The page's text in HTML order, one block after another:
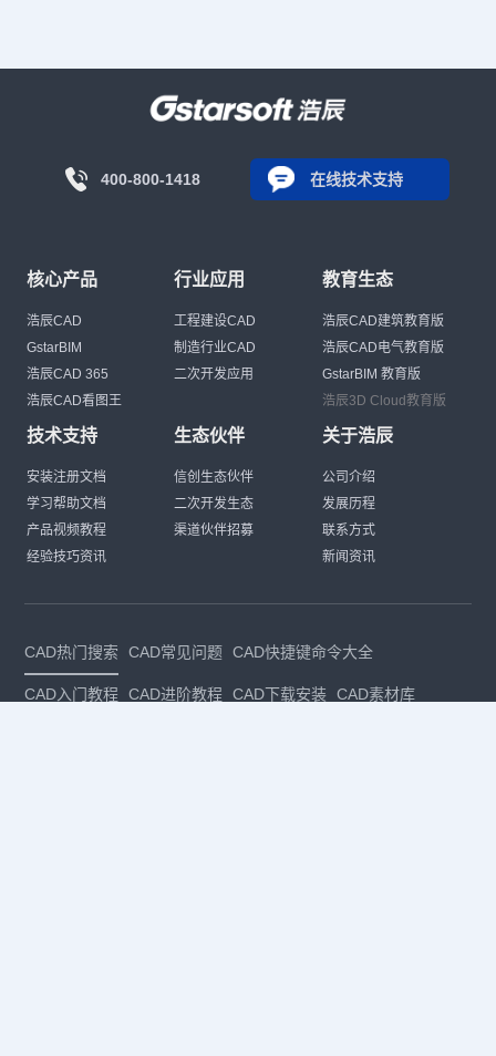
400-800-1418 在线技术支持
核心产品
浩辰CAD
GstarBIM
浩辰CAD 365
浩辰CAD看图王
行业应用
工程建设CAD
制造行业CAD
二次开发应用
教育生态
浩辰CAD建筑教育版
浩辰CAD电气教育版
GstarBIM 教育版
浩辰3D Cloud教育版
技术支持
安装注册文档
学习帮助文档
产品视频教程
经验技巧资讯
生态伙伴
信创生态伙伴
二次开发生态
渠道伙伴招募
关于浩辰
公司介绍
发展历程
联系方式
新闻资讯
CAD热门搜索 CAD常见问题 CAD快捷键命令大全
CAD入门教程 CAD进阶教程 CAD下载安装 CAD素材库